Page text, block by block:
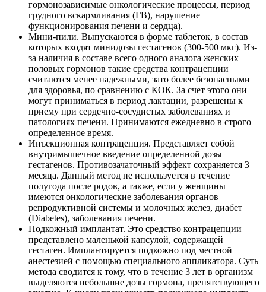
гормонозависимые онкологические процессы, период
грудного вскармливания (ГВ), нарушение
функционирования печени и сердца).
Мини-пили. Выпускаются в форме таблеток, в состав
которых входят минидозы гестагенов (300-500 мкг). Из-
за наличия в составе всего одного аналога женских
половых гормонов такие средства контрацепции
считаются менее надежными, зато более безопасными
для здоровья, по сравнению с КОК. За счет этого они
могут приниматься в период лактации, разрешены к
приему при сердечно-сосудистых заболеваниях и
патологиях печени. Принимаются ежедневно в строго
определенное время.
Инъекционная контрацепция. Представляет собой
внутримышечное введение определенной дозы
гестагенов. Противозачаточный эффект сохраняется 3
месяца. Данный метод не используется в течение
полугода после родов, а также, если у женщины
имеются онкологические заболевания органов
репродуктивной системы и молочных желез, диабет
(Diabetes), заболевания печени.
Подкожный имплантат. Это средство контрацепции
представлено маленькой капсулой, содержащей
гестаген. Имплантируется подкожно под местной
анестезией с помощью специального аппликатора. Суть
метода сводится к тому, что в течение 3 лет в организм
выделяются небольшие дозы гормона, препятствующего